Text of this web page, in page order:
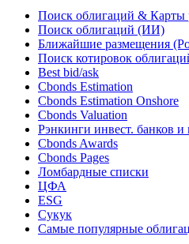
Поиск облигаций & Карты
Поиск облигаций (ИИ)
Ближайшие размещения
Поиск котировок
Best bid/ask
Cbonds Estimation
Cbonds Estimation Onshore
Cbonds Valuation
Рэнкинги инвест. банков и
Cbonds Awards
Cbonds Pages
Ломбардные списки
ЦФА
ESG
Сукук
Самые популярные